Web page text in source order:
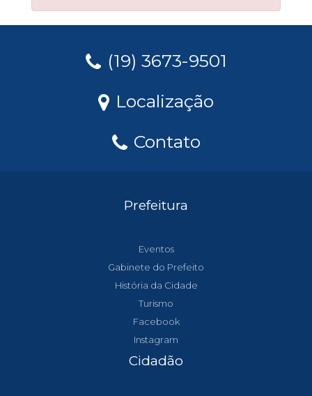
(19) 3673-9501
Localização
Contato
Prefeitura
Eventos
Gabinete do Prefeito
História da Cidade
Turismo
Facebook
Instagram
Cidadão